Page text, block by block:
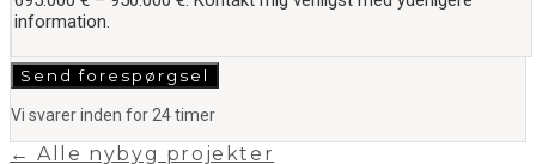
Send forespørgsel
Vi svarer inden for 24 timer
← Alle nybyg projekter